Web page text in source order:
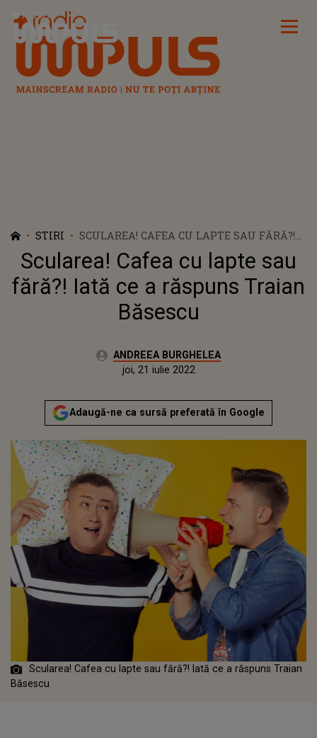
Radio Impuls
STIRI
SCULAREA! CAFEA CU LAPTE SAU FĂRĂ?!
IATĂ CE A RĂSPUNS TRAIAN BĂSESCU
Scularea! Cafea cu lapte sau
fără?! Iată ce a răspuns Traian
Băsescu
Autor:ANDREEA BURGHELEA
Actualizat:
joi, 21 iulie 2022
Adaugă-ne ca sursă preferată în Google
Scularea! Cafea cu lapte sau fără?! Iată ce a răspuns Traian
Băsescu